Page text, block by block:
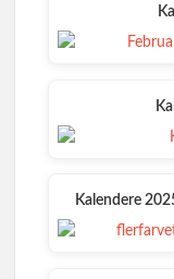
Kalendere